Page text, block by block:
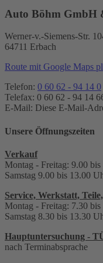
Auto Böhm GmbH
Werner-v.-Siemens-Str.
64711 Erbach
Route mit Google Maps
Telefon: 0 60 62 - 94 14 0
Telefax: 0 60 62 - 94 14
E-Mail: Diese E-Mail-
Unsere Öffnungszeiten
Verkauf
Montag - Freitag: 9.00
Samstag 9.00 bis 13.00
Service, Werkstatt,
Montag - Freitag: 7.30
Samstag 8.30 bis 13.30
Hauptuntersuchung -
nach Terminabsprache